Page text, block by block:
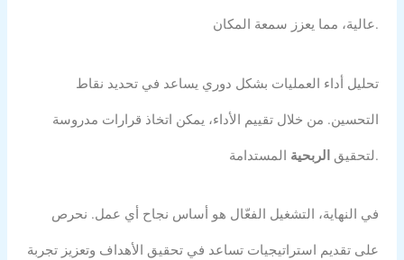
عالية، مما يعزز سمعة المكان.
تحليل أداء العمليات بشكل دوري يساعد في تحديد نقاط
التحسين. من خلال تقييم الأداء، يمكن اتخاذ قرارات مدروسة
لتحقيق الربحية المستدامة.
في النهاية، التشغيل الفعّال هو أساس نجاح أي عمل. نحرص
على تقديم استراتيجيات تساعد في تحقيق الأهداف وتعزيز تجربة